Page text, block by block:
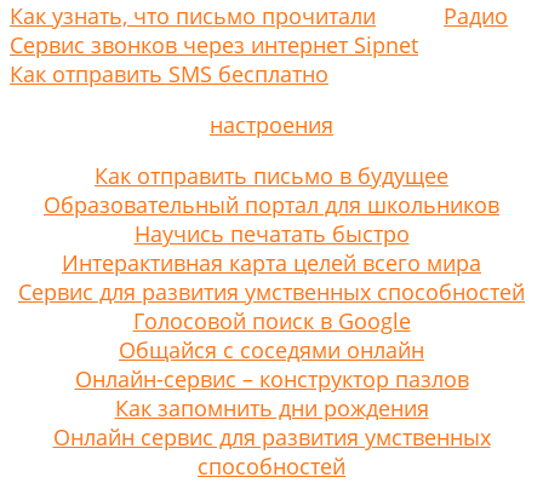
Как узнать, что письмо прочитали
Сервис звонков через интернет Sipnet
Как отправить SMS бесплатно
Радио
настроения
Как отправить письмо в будущее
Образовательный портал для школьников
Научись печатать быстро
Интерактивная карта целей всего мира
Сервис для развития умственных способностей
Голосовой поиск в Google
Общайся с соседями онлайн
Онлайн-сервис – конструктор пазлов
Как запомнить дни рождения
Онлайн сервис для развития умственных
способностей